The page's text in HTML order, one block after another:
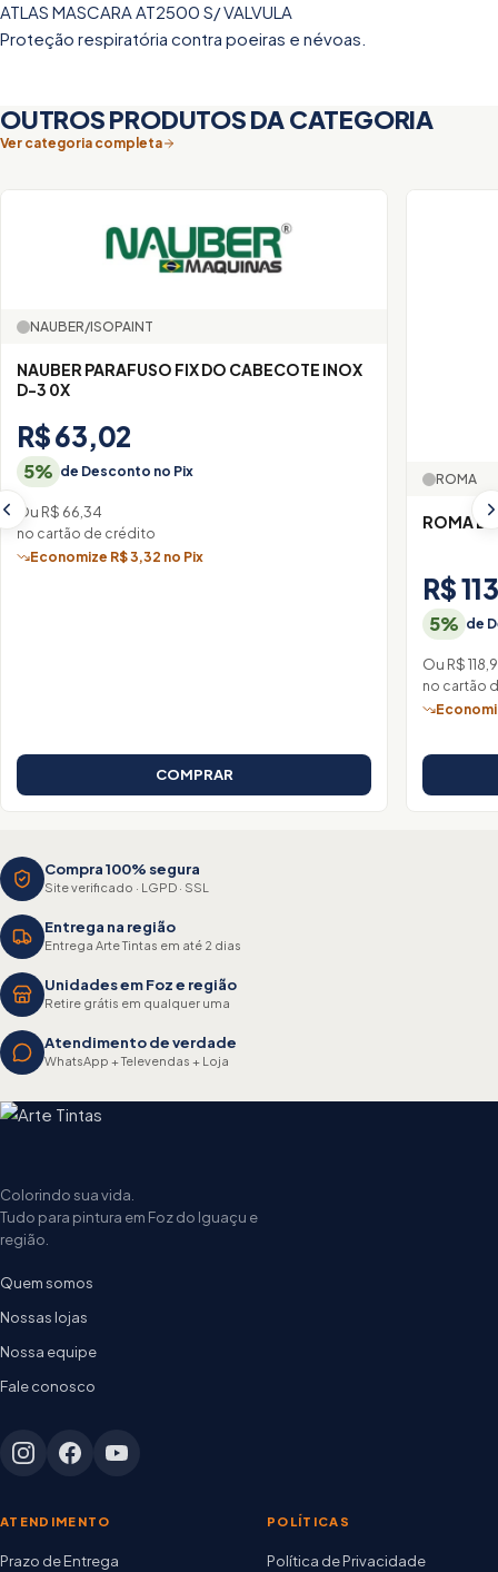
ATLAS MASCARA AT2500 S/ VALVULA
Proteção respiratória contra poeiras e névoas.
OUTROS PRODUTOS DA CATEGORIA
Ver categoria completa
NAUBER/ISOPAINT
NAUBER PARAFUSO FIX DO CABECOTE INOX
D-3 0X
R$ 63,02
5% de Desconto no Pix
Ou R$ 66,34
no cartão de crédito
Economize R$ 3,32 no Pix
COMPRAR
ROMA
ROMA
R$
5% de
Ou R$
no cartão
Compra 100% segura
Site verificado · LGPD · SSL
Entrega na região
Entrega Arte Tintas em até 2 dias
Unidades em Foz e região
Retire grátis em qualquer uma
Atendimento de verdade
WhatsApp + Televendas + Loja
Colorindo sua vida.
Tudo para pintura em Foz do Iguaçu e
região.
Quem somos
Nossas lojas
Nossa equipe
Fale conosco
ATENDIMENTO
Prazo de Entrega
POLÍTICAS
Política de Privacidade